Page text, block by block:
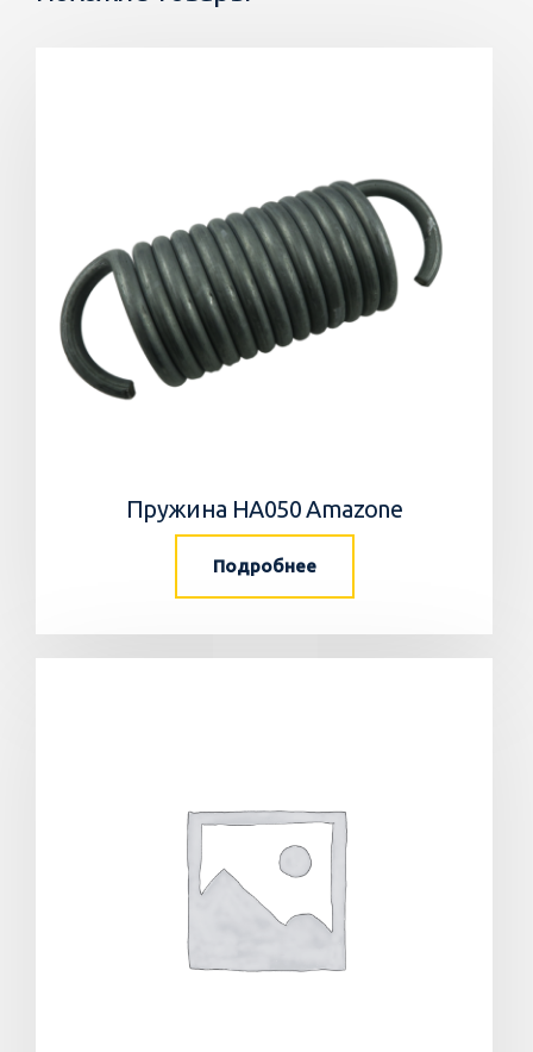
Пружина HA050 Amazone
Подробнее